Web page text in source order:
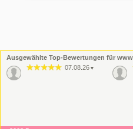
Ausgewählte Top-Bewertungen für
07.08.26 ▼